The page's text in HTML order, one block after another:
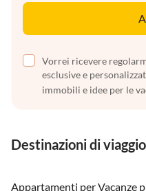
Vorrei ricevere
esclusive e
immobili e idee per le
Destinazioni di
Appartamenti per Vacanze